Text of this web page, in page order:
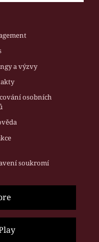
a výzvy
osobních
soukromí